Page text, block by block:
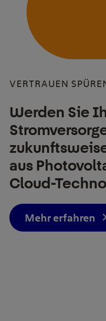
VERTRAUEN
Werden Sie
aus
Cloud-
Mehr erfahren